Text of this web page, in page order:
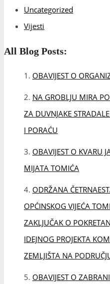
I PORAĆU
OBAVIJEST O KVARU
OPĆINSKOG VIJEĆA
ZAKLJUČAK O
IDEJNOG PROJEKTA
ZEMLJIŠTA NA
OBAVIJEST O
OTVORENOM PROSTORU
NAJAVA:
OPĆINSKOG VIJEĆA
JAVNI NATJEČAJ ZA
IMENOVANJE
BIRAČKOG ODBORA U
JEDINICAMA U BOSNI I